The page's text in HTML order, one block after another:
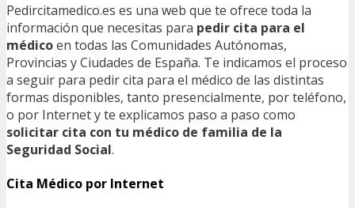
Pedircitamedico.es es una web que te ofrece toda la
información que necesitas para pedir cita para el
médicoen todas las Comunidades Autónomas,
Provincias y Ciudades de España. Te indicamos el proceso
a seguir para pedir cita para el médico de las distintas
formas disponibles, tanto presencialmente, por teléfono,
o por Internet y te explicamos paso a paso como
solicitar cita con tu médico de familia de la
Seguridad Social.
Cita Médico por Internet